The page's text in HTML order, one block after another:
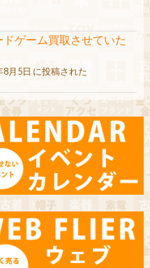
ゲーム買取させていた
8月5日 に投稿された